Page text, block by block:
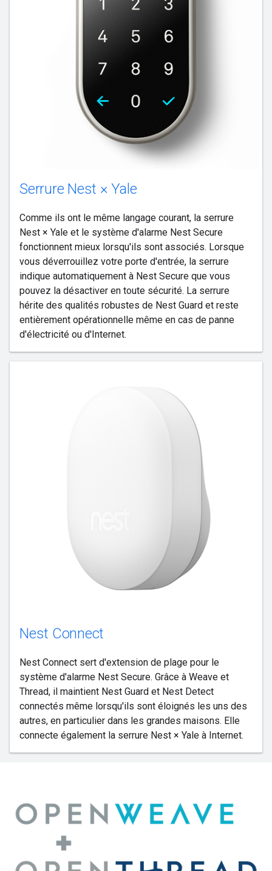
Serrure Nest × Yale
Comme ils ont le même langage courant, la serrure
Nest × Yale et le système d'alarme Nest Secure
fonctionnent mieux lorsqu'ils sont associés. Lorsque
vous déverrouillez votre porte d'entrée, la serrure
indique automatiquement à Nest Secure que vous
pouvez la désactiver en toute sécurité. La serrure
hérite des qualités robustes de Nest Guard et reste
entièrement opérationnelle même en cas de panne
d'électricité ou d'Internet.
Nest Connect
Nest Connect sert d'extension de plage pour le
système d'alarme Nest Secure. Grâce à Weave et
Thread, il maintient Nest Guard et Nest Detect
connectés même lorsqu'ils sont éloignés les uns des
autres, en particulier dans les grandes maisons. Elle
connecte également la serrure Nest × Yale à Internet.